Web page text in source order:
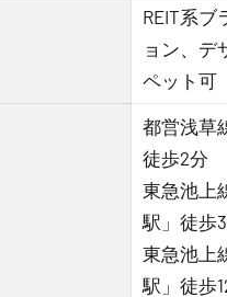
REIT系ブ
ョン、デ
ペット可
都営浅草
徒歩2分
東急池上
駅」徒歩
東急池上
駅」徒歩